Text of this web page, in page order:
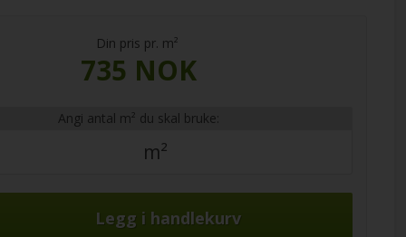
Din pris pr. m²
735 NOK
Angi antal m² du skal bruke:
m²